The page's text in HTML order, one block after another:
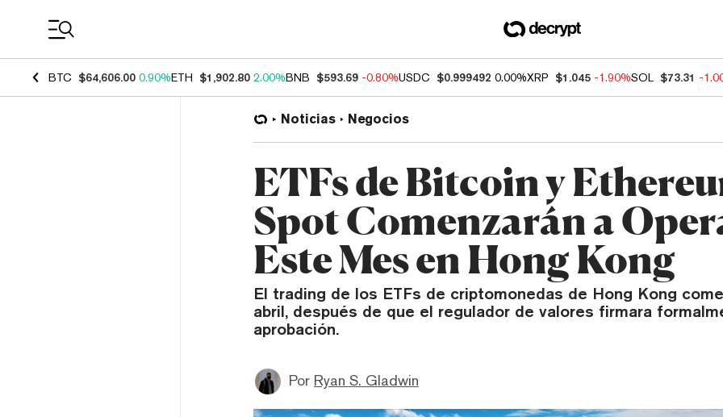
BTC $64,606.00 0.90%ETH $1,902.80 2.00%BNB $593.69 -0.80%USDC $0.999492 0.00%XRP $1.045 -1.90%SOL $73.31 -
Noticias Negocios
ETFs de Bitcoin y
Spot Comenzarán a
Este Mes en Hong Kong
El trading de los ETFs de criptomonedas de Hong Kong
abril, después de que el regulador de valores firmara
aprobación.
Por Ryan S. Gladwin